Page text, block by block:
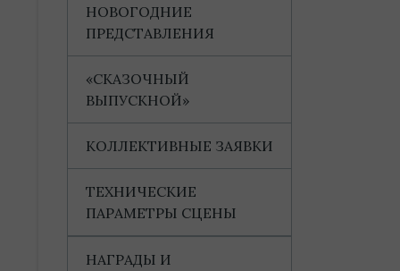
НОВОГОДНИЕ
ПРЕДСТАВЛЕНИЯ
«СКАЗОЧНЫЙ
ВЫПУСКНОЙ»
КОЛЛЕКТИВНЫЕ ЗАЯВКИ
ТЕХНИЧЕСКИЕ
ПАРАМЕТРЫ СЦЕНЫ
НАГРАДЫ И